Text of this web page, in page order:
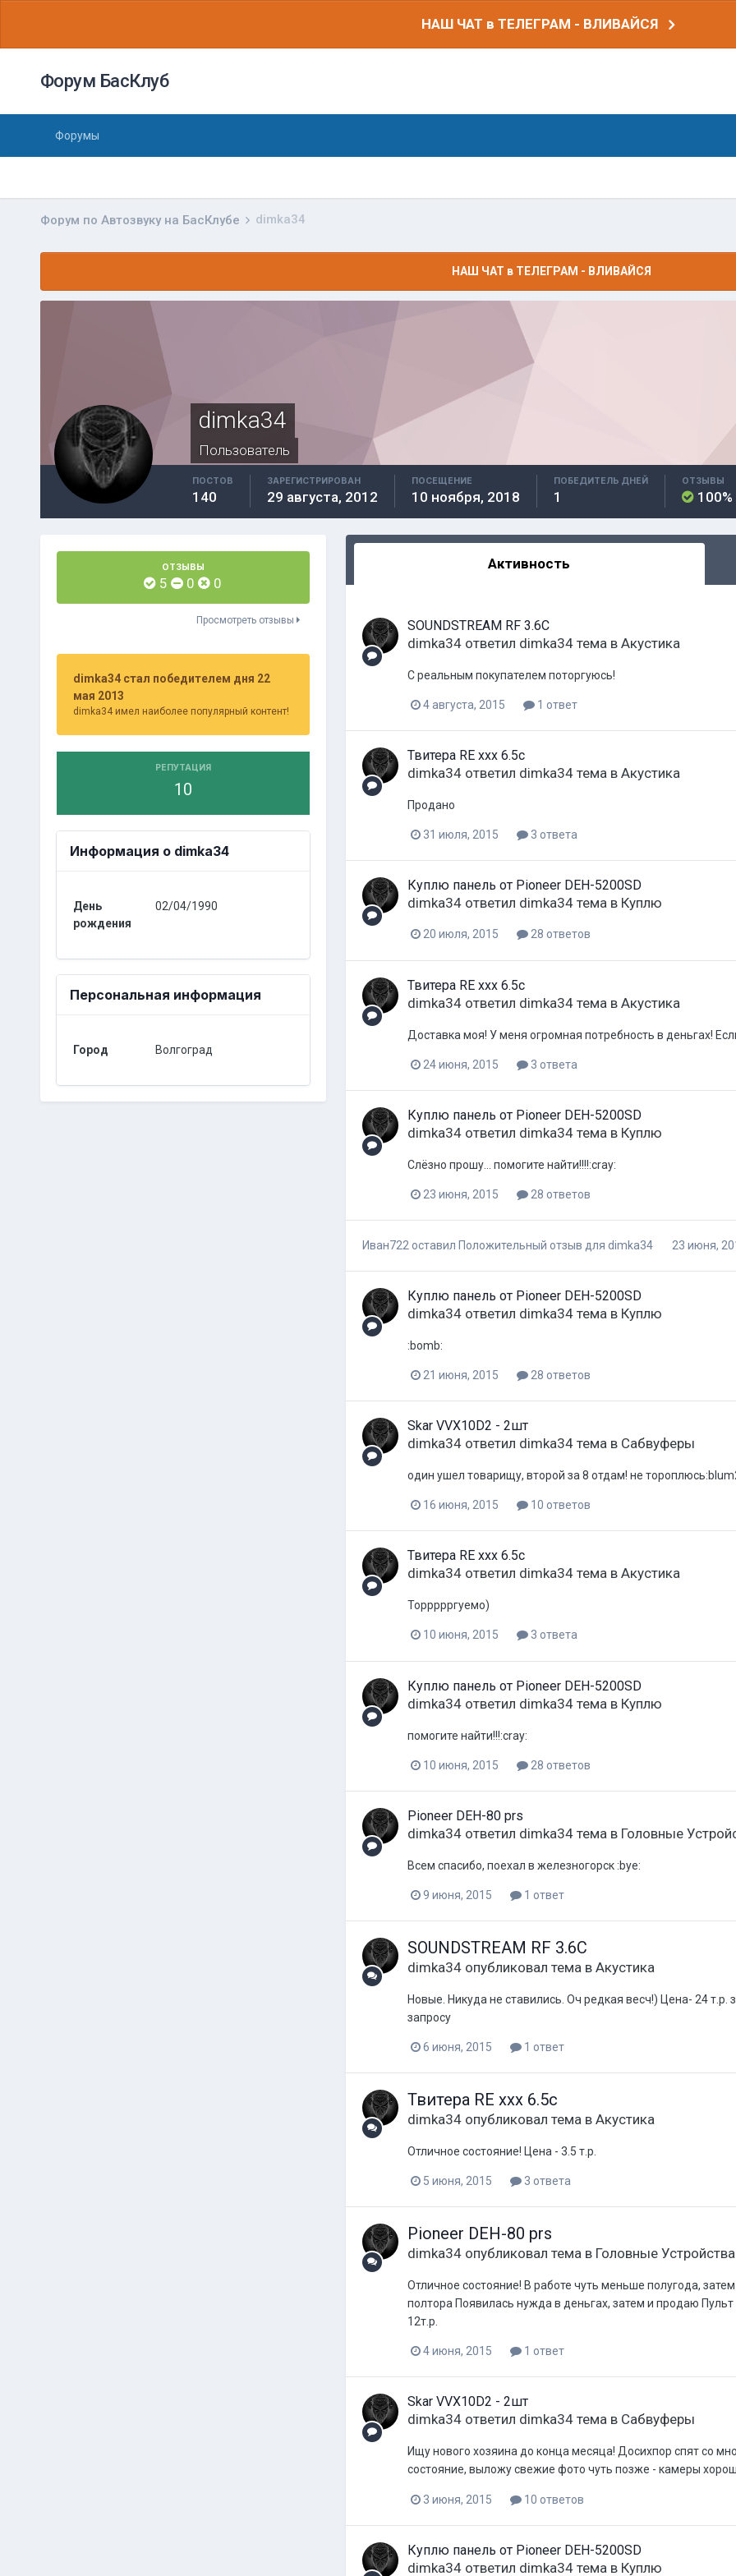
НАШ ЧАТ в ТЕЛЕГРАМ - ВЛИВАЙСЯ
Форум БасКлуб
Форумы
Форум по Автозвуку на БасКлубе dimka34
НАШ ЧАТ в ТЕЛЕГРАМ - ВЛИВАЙСЯ
dimka34
Пользователь
ПОСТОВ
140
ЗАРЕГИСТРИРОВАН
29 августа, 2012
ПОСЕЩЕНИЕ
10 ноября, 2018
ПОБЕДИТЕЛЬ ДНЕЙ
1
ОТЗЫВЫ
100%
ОТЗЫВЫ
5 0 0
Просмотреть отзывы
dimka34 стал победителем дня 22
мая 2013
dimka34 имел наиболее популярный контент!
РЕПУТАЦИЯ
10
Информация о dimka34
День
рождения
02/04/1990
Персональная информация
Город Волгоград
Активность
SOUNDSTREAM RF 3.6C
dimka34ответил dimka34тема в Акустика
C реальным покупателем поторгуюсь!
4 августа, 2015 1 ответ
Твитера RE xxx 6.5c
dimka34ответил dimka34тема в Акустика
Продано
31 июля, 2015 3 ответа
Куплю панель от Pioneer DEH-5200SD
dimka34ответил dimka34тема в Куплю
20 июля, 2015 28 ответов
Твитера RE xxx 6.5c
dimka34ответил dimka34тема в Акустика
Доставка моя! У меня огромная потребность в деньгах!
24 июня, 2015 3 ответа
Куплю панель от Pioneer DEH-5200SD
dimka34ответил dimka34тема в Куплю
Слёзно прошу... помогите найти!!!!:cray:
23 июня, 2015 28 ответов
Иван722 оставил Положительный отзыв для dimka34 23 июня,
Куплю панель от Pioneer DEH-5200SD
dimka34ответил dimka34тема в Куплю
:bomb:
21 июня, 2015 28 ответов
Skar VVX10D2 - 2шт
dimka34ответил dimka34тема в Сабвуферы
один ушел товарищу, второй за 8 отдам! не
16 июня, 2015 10 ответов
Твитера RE xxx 6.5c
dimka34ответил dimka34тема в Акустика
Торрррргуемо)
10 июня, 2015 3 ответа
Куплю панель от Pioneer DEH-5200SD
dimka34ответил dimka34тема в Куплю
помогите найти!!!:cray:
10 июня, 2015 28 ответов
Pioneer DEH-80 prs
dimka34ответил dimka34тема в Головные
Всем спасибо, поехал в железногорск :bye:
9 июня, 2015 1 ответ
SOUNDSTREAM RF 3.6C
dimka34опубликовал тема в Акустика
Новые. Никуда не ставились. Оч редкая весч!) Цена- 24
запросу
6 июня, 2015 1 ответ
Твитера RE xxx 6.5c
dimka34опубликовал тема в Акустика
Отличное состояние! Цена - 3.5 т.р.
5 июня, 2015 3 ответа
Pioneer DEH-80 prs
dimka34опубликовал тема в Головные Устройства
Отличное состояние! В работе чуть меньше полугода,
полтора Появилась нужда в деньгах, затем и продаю
12т.р.
4 июня, 2015 1 ответ
Skar VVX10D2 - 2шт
dimka34ответил dimka34тема в Сабвуферы
Ищу нового хозяина до конца месяца! Досихпор спят со
состояние, выложу свежие фото чуть позже - камеры
3 июня, 2015 10 ответов
Куплю панель от Pioneer DEH-5200SD
dimka34ответил dimka34тема в Куплю